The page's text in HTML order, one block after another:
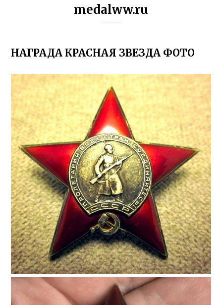
medalww.ru
НАГРАДА КРАСНАЯ ЗВЕЗДА ФОТО